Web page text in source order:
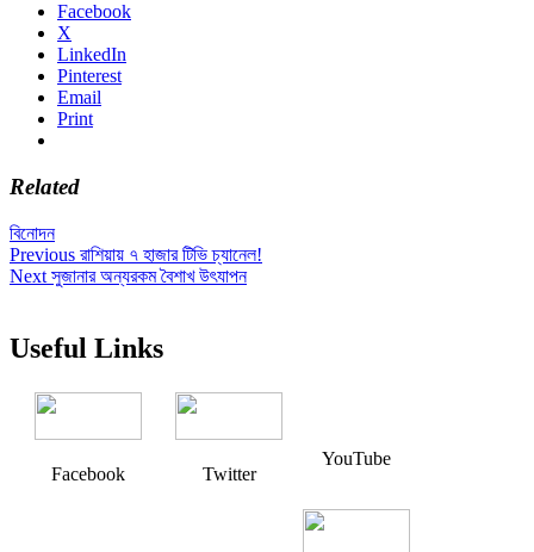
Facebook
X
LinkedIn
Pinterest
Email
Print
Related
বিনোদন
Post
navigation
Previous Previous
post:
রাশিয়ায় ৭ হাজার টিভি চ্যানেল!
Next Next
সুজানার অন্যরকম বৈশাখ উৎযাপন
Useful Links
Facebook Twitter
YouTube